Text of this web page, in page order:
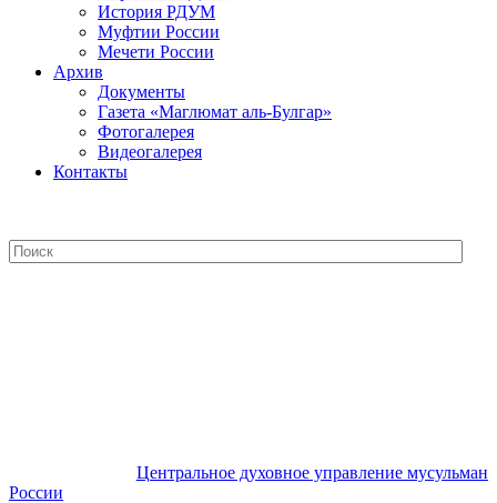
История РДУМ
Муфтии России
Мечети России
Архив
Документы
Газета «Маглюмат аль-Булгар»
Фотогалерея
Видеогалерея
Контакты
Центральное духовное управление мусульман
России